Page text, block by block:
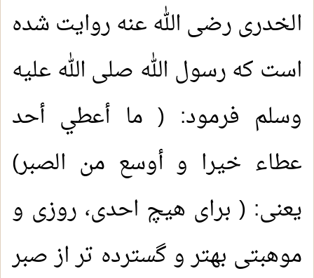
الخدری رضی الله عنه روایت شده
است که رسول الله صلی الله عليه
وسلم فرمود: ( ما أعطي أحد
عطاء خيرا و أوسع من الصبر)
یعنی: ( برای هیچ احدی، روزی و
موهبتی بهتر و گسترده تر از صبر